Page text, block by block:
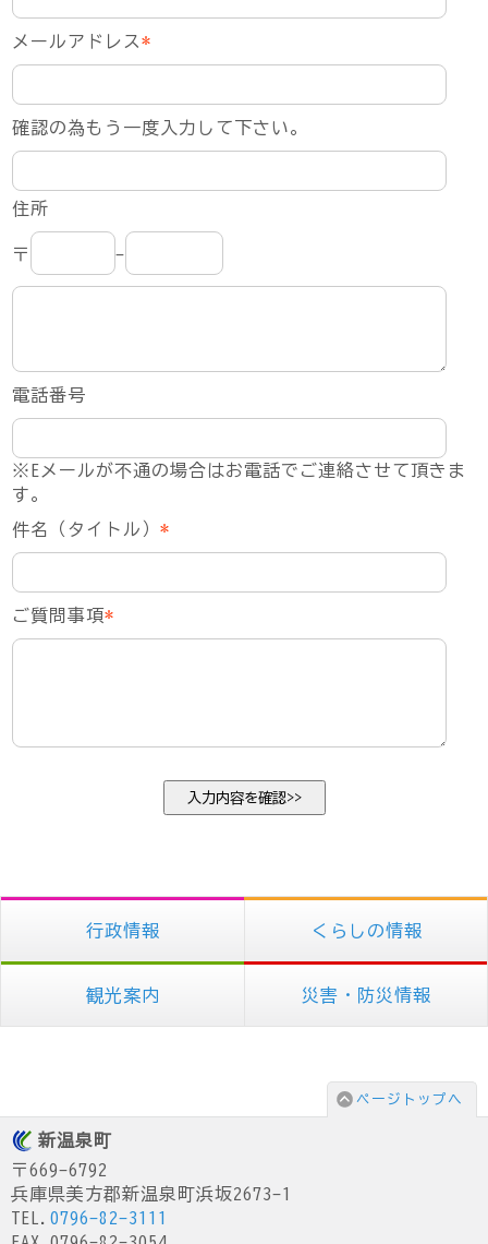
メールアドレス*
確認の為もう一度入力して下さい。
住所
〒 -
電話番号
※Eメールが不通の場合はお電話でご連絡させて頂きま
す。
件名（タイトル）*
ご質問事項*
行政情報 くらしの情報
観光案内 災害・防災情報
ページトップへ
新温泉町
〒669-6792
兵庫県美方郡新温泉町浜坂2673-1
TEL. 0796-82-3111